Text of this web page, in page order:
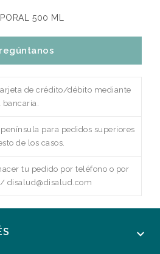
500 ML
de crédito/débito mediante
bancaria.
península para pedidos superiores
de los casos.
tu pedido por teléfono o por
disalud@disalud.com
